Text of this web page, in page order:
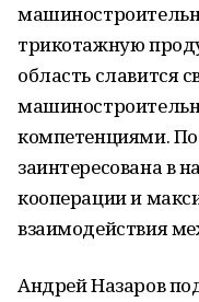
трикотажную
область славится
компетенциями.
заинтересована
кооперации и
взаимодействия
Андрей Назаров